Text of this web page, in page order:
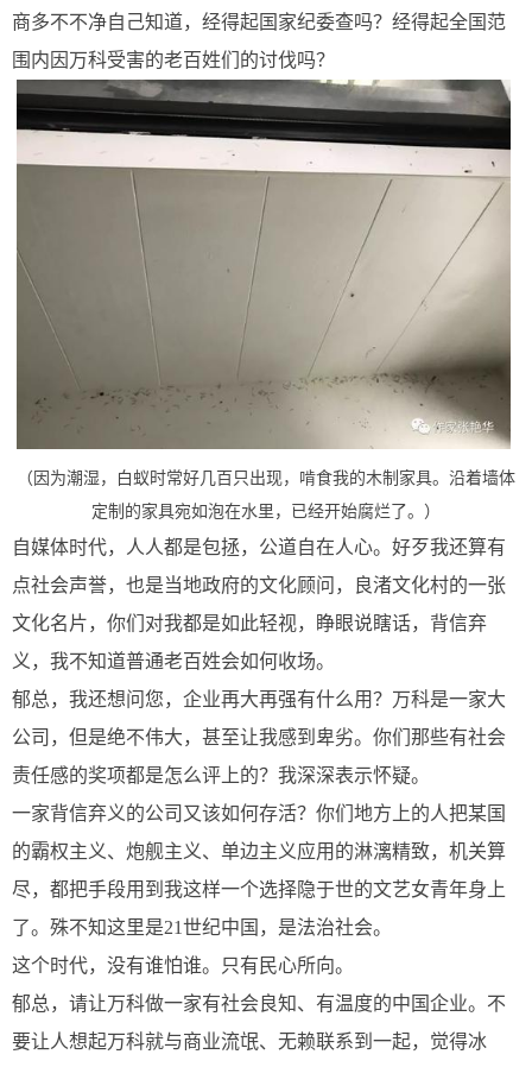
商多不不净自己知道，经得起国家纪委查吗？经得起全国范
围内因万科受害的老百姓们的讨伐吗？
（因为潮湿，白蚁时常好几百只出现，啃食我的木制家具。沿着墙体
定制的家具宛如泡在水里，已经开始腐烂了。）
自媒体时代，人人都是包拯，公道自在人心。好歹我还算有
点社会声誉，也是当地政府的文化顾问，良渚文化村的一张
文化名片，你们对我都是如此轻视，睁眼说瞎话，背信弃
义，我不知道普通老百姓会如何收场。
郁总，我还想问您，企业再大再强有什么用？万科是一家大
公司，但是绝不伟大，甚至让我感到卑劣。你们那些有社会
责任感的奖项都是怎么评上的？我深深表示怀疑。
一家背信弃义的公司又该如何存活？你们地方上的人把某国
的霸权主义、炮舰主义、单边主义应用的淋漓精致，机关算
尽，都把手段用到我这样一个选择隐于世的文艺女青年身上
了。殊不知这里是21世纪中国，是法治社会。
这个时代，没有谁怕谁。只有民心所向。
郁总，请让万科做一家有社会良知、有温度的中国企业。不
要让人想起万科就与商业流氓、无赖联系到一起，觉得冰